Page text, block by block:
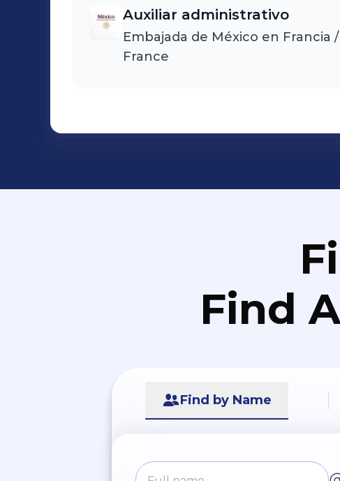
Auxiliar administrativo
Embajada de México en Francia
France
Find
Find by Name